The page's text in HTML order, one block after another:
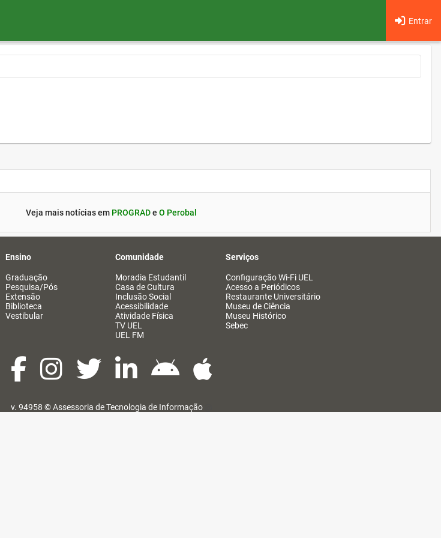
Entrar
Veja mais notícias em PROGRADe O Perobal
Ensino
Graduação
Pesquisa/Pós
Extensão
Biblioteca
Vestibular
Comunidade
Moradia Estudantil
Casa de Cultura
Inclusão Social
Acessibilidade
Atividade Física
TV UEL
UEL FM
Serviços
Configuração Wi-Fi UEL
Acesso a Periódicos
Restaurante Universitário
Museu de Ciência
Museu Histórico
Sebec
v. 94958 ©Assessoria de Tecnologia de Informação